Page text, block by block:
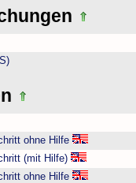
ohne Hilfe
(mit Hilfe)
ohne Hilfe